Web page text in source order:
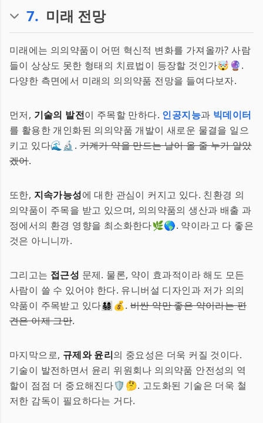
7. 미래 전망
미래에는 의의약품이 어떤 혁신적 변화를 가져올까? 사람
들이 상상도 못한 형태의 치료법이 등장할 것인가🤯🔮.
다양한 측면에서 미래의 의의약품 전망을 들여다보자.
먼저, 기술의 발전이 주목할 만하다. 인공지능과 빅데이터
를 활용한 개인화된 의의약품 개발이 새로운 물결을 일으
키고 있다🌊🔬.기계가 약을 만드는 날이 올 줄 누가 알았
겠어.
또한, 지속가능성에 대한 관심이 커지고 있다. 친환경 의
의약품이 주목을 받고 있으며, 의의약품의 생산과 배출 과
정에서의 환경 영향을 최소화한다🌿🌎. 약이라고 다 좋은
것은 아니니까.
그리고는 접근성 문제. 물론, 약이 효과적이라 해도 모든
사람이 쓸 수 있어야 한다. 유니버설 디자인과 저가 의의
약품이 주목받고 있다👨‍👩‍👧‍👦💰. 비싼 약만 좋은 약이라는 편
견은 이제 그만.
마지막으로, 규제와 윤리의 중요성은 더욱 커질 것이다.
기술이 발전하면서 윤리 위원회나 의의약품 안전성의 역
할이 점점 더 중요해진다🛡️🤔. 고도화된 기술은 더욱 철
저한 감독이 필요하다는 거다.